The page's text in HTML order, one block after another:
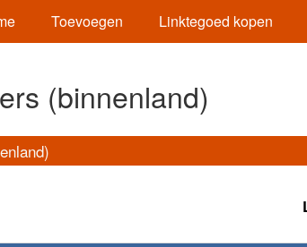
Toevoegen Linktegoed kopen
(binnenland)